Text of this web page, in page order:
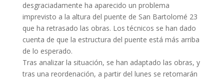
desgraciadamente ha aparecido un problema
imprevisto a la altura del puente de San Bartolomé 23
que ha retrasado las obras. Los técnicos se han dado
cuenta de que la estructura del puente está más arriba
de lo esperado.
Tras analizar la situación, se han adaptado las obras, y
tras una reordenación, a partir del lunes se retomarán